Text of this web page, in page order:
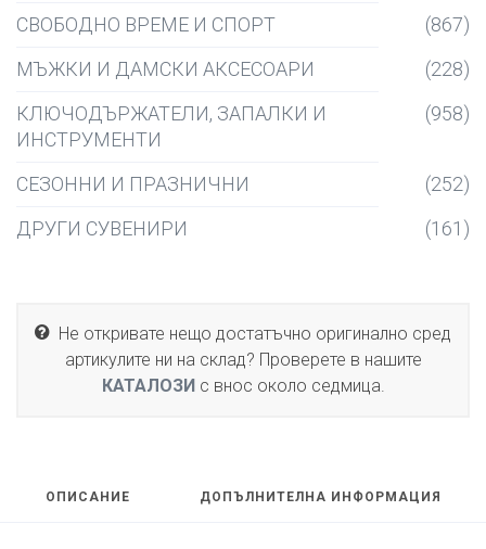
СВОБОДНО ВРЕМЕ И СПОРТ
(867)
МЪЖКИ И ДАМСКИ АКСЕСОАРИ
(228)
КЛЮЧОДЪРЖАТЕЛИ, ЗАПАЛКИ И
ИНСТРУМЕНТИ
(958)
СЕЗОННИ И ПРАЗНИЧНИ
(252)
ДРУГИ СУВЕНИРИ
(161)
Не откривате нещо достатъчно оригинално сред
артикулите ни на склад? Проверете в нашите
КАТАЛОЗИс внос около седмица.
ОПИСАНИЕ ДОПЪЛНИТЕЛНА ИНФОРМАЦИЯ